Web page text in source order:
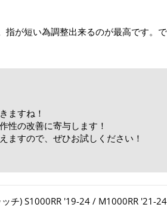
が短い為調整出来るのが最高です。
ますね！
性の改善に寄与します！
ますので、ぜひお試しください！
チ) S1000RR '19-24 / M1000RR '21-24